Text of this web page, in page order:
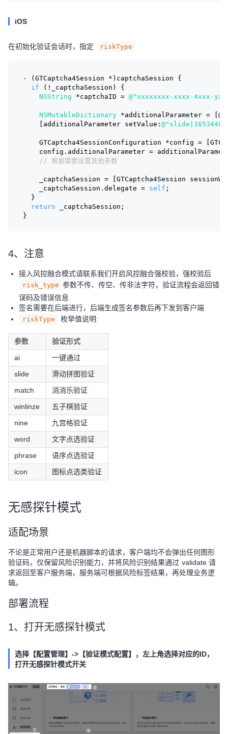
iOS
在初始化验证会话时，指定 riskType
- (GTCaptcha4Session *)captchaSession {
if (!_captchaSession) {
NSString *captchaID = @"xxxxxxxx-xxxx-4xxx-
NSMutableDictionary *additionalParameter =
    [additionalParameter setValue:
GTCaptcha4SessionConfiguration *config =
config.additionalParameter =
// 根据需要设置其他参数
_captchaSession = [GTCaptcha4Session
    _captchaSession.delegate =
self ;
  }
return _captchaSession;
}
4、注意
接入风控融合模式请联系我们开启风控融合强校验，强校验后
risk_type 参数不传、传空、传非法字符，验证流程会返回错
误码及错误信息
签名需要在后端进行，后端生成签名参数后再下发到客户端
riskType 枚举值说明:
参数
验证形式
ai
一键通过
slide
滑动拼图验证
match
消消乐验证
winlinze
五子棋验证
nine
九宫格验证
word
文字点选验证
phrase
语序点选验证
icon
图标点选类验证
无感探针模式
适配场景
不论是正常用户还是机器脚本的请求，客户端均不会弹出任何图形
验证码，仅保留风险识别能力，并将风险识别结果通过 validate 请
求返回至客户服务端，服务端可根据风险标签结果，再处理业务逻
辑。
部署流程
1、打开无感探针模式
选择【配置管理】->【验证模式配置】，左上角选择对应的ID，
打开无感探针模式开关